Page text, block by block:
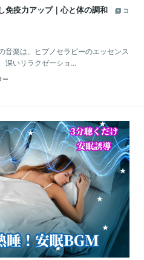
免疫力アップ｜心と体の調和
コ
音楽は、ヒプノセラピーのエッセンス
深いリラクゼーショ...
ー